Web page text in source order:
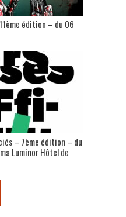
édition – du 06
– 7ème édition – du
Luminor Hôtel de